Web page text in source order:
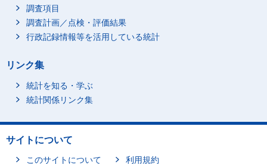
調査項目
調査計画／点検・評価結果
行政記録情報等を活用している統計
リンク集
統計を知る・学ぶ
統計関係リンク集
サイトについて
このサイトについて 利用規約